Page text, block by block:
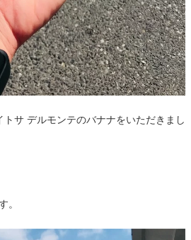
サ デルモンテのバナナをいただきまし
。